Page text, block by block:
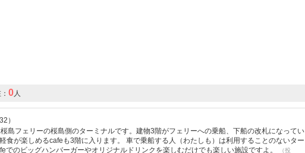
0人
）
島フェリーの桜島側のターミナルです。建物3階がフェリーへの乗船、下船の改札になってい
食が楽しめるcafeも3階に入ります。 車で乗船する人（わたしも）は利用することのないター
でのビッグハンバーガーやオリジナルドリンクを楽しむだけでも楽しい施設ですよ。
（投